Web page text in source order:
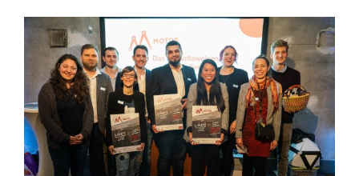
View
Larger
Image